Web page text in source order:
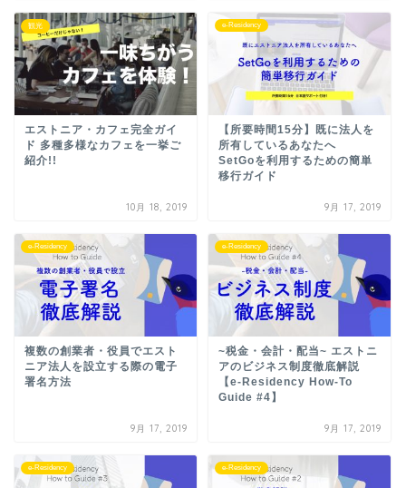
観光
エストニア・カフェ完全ガイ
ド 多種多様なカフェを一挙ご
紹介!!
10月 18, 2019
e-Residency
【所要時間15分】既に法人を
所有しているあなたへ
SetGoを利用するための簡単
移行ガイド
9月 17, 2019
e-Residency
複数の創業者・役員でエスト
ニア法人を設立する際の電子
署名方法
9月 17, 2019
e-Residency
~税金・会計・配当~ エストニ
アのビジネス制度徹底解説
【e-Residency How-To
Guide #4】
9月 17, 2019
e-Residency e-Residency